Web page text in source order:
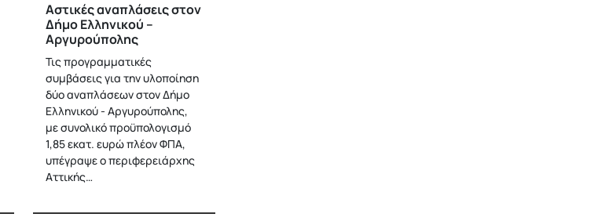
Αστικές αναπλάσεις στον
Δήμο Ελληνικού –
Αργυρούπολης
Τις προγραμματικές
συμβάσεις για την υλοποίηση
δύο αναπλάσεων στον Δήμο
Ελληνικού - Αργυρούπολης,
με συνολικό προϋπολογισμό
1,85 εκατ. ευρώ πλέον ΦΠΑ,
υπέγραψε ο περιφερειάρχης
Αττικής…